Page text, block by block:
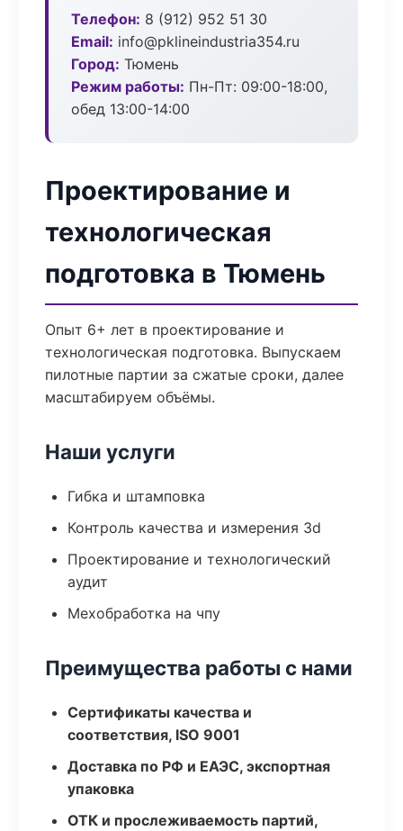
Телефон: 8 (912) 952 51 30
Email: info@pklineindustria354.ru
Город: Тюмень
Режим работы: Пн-Пт: 09:00-18:00,
обед 13:00-14:00
Проектирование и
технологическая
подготовка в Тюмень
Опыт 6+ лет в проектирование и
технологическая подготовка. Выпускаем
пилотные партии за сжатые сроки, далее
масштабируем объёмы.
Наши услуги
Гибка и штамповка
Контроль качества и измерения 3d
Проектирование и технологический
аудит
Мехобработка на чпу
Преимущества работы с нами
Сертификаты качества и
соответствия, ISO 9001
Доставка по РФ и ЕАЭС, экспортная
упаковка
ОТК и прослеживаемость партий,